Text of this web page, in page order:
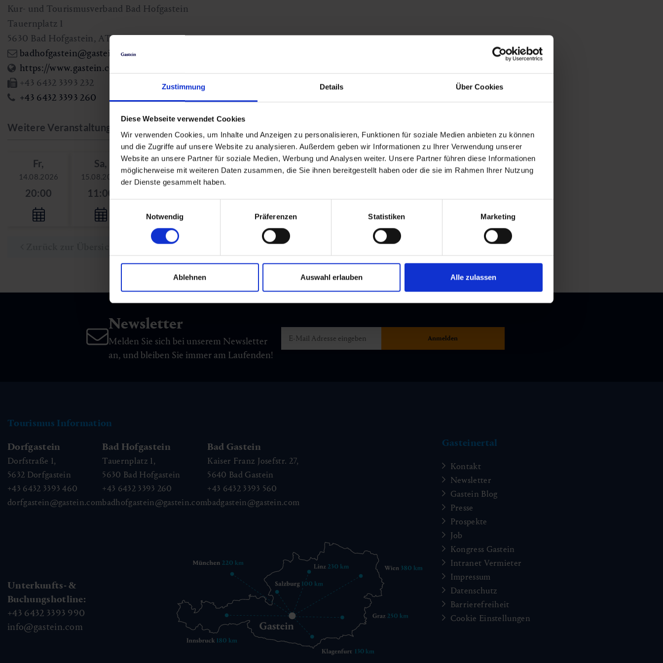
Zustimmung Details Über Cookies
Diese Webseite verwendet Cookies
Wir verwenden Cookies, um Inhalte und Anzeigen zu personalisieren, Funktionen für soziale Medien anbieten zu können
und die Zugriffe auf unsere Website zu analysieren. Außerdem geben wir Informationen zu Ihrer Verwendung unserer
Website an unsere Partner für soziale Medien, Werbung und Analysen weiter. Unsere Partner führen diese Informationen
möglicherweise mit weiteren Daten zusammen, die Sie ihnen bereitgestellt haben oder die sie im Rahmen Ihrer Nutzung
der Dienste gesammelt haben.
Notwendig
Präferenzen Statistiken Marketing
Ablehnen Auswahl erlauben Alle zulassen
Kur- und Tourismusverband Bad Hofgastein
Tauernplatz 1
5630 Bad Hofgastein, AT
badhofgastein@gastein.com
https://www.gastein.com/region/gasteinertal/bad-hofgastein/
+43 6432 3393 232
+43 6432 3393 260
Weitere Veranstaltungstage
Fr,
14.08.2026
20:00
Sa,
15.08.2026
11:00
Newsletter
Melden Sie sich bei unserem Newsletter
an, und bleiben Sie immer am Laufenden!
Tourismus Information
Dorfgastein
Dorfstraße 1,
5632 Dorfgastein
+43 6432 3393 460
dorfgastein@gastein.com
Bad Hofgastein
Tauernplatz 1,
5630 Bad Hofgastein
+43 6432 3393 260
badhofgastein@gastein.com
Bad Gastein
Kaiser Franz Josefstr. 27,
5640 Bad Gastein
+43 6432 3393 560
badgastein@gastein.com
Unterkunfts- &
Buchungshotline:
+43 6432 3393 990
info@gastein.com
Gasteinertal
Kontakt
Newsletter
Gastein Blog
Presse
Prospekte
Job
Kongress Gastein
Intranet Vermieter
Impressum
Datenschutz
Barrierefreiheit
Cookie Einstellungen